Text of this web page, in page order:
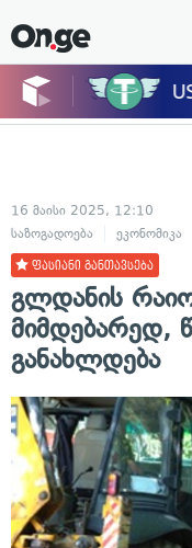
16 მაისი 2025, 12:10
საზოგადოება
ეკონომიკა
ფასიანი განთავსება
გლდანის
მიმდებარედ,
განახლდება